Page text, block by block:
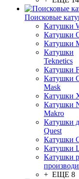
Поисковые
Катушки
Катушки
Катушки
Катушки
Teknetics
Катушки
Катушки
Mask
Катушки
Катушки
Makro
Катушки
Quest
Катушки
Катушки
Катушки
+ ЕЩЕ 8